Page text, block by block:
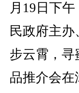
月19日下
民政府主办
步云霄，寻
品推介会